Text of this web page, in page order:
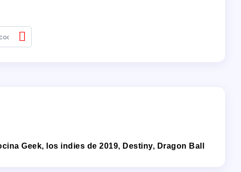
Geek, los indies de 2019, Destiny, Dragon Ball